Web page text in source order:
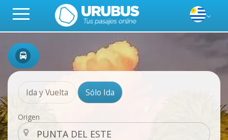
Ida y Vuelta Sólo Ida
Origen